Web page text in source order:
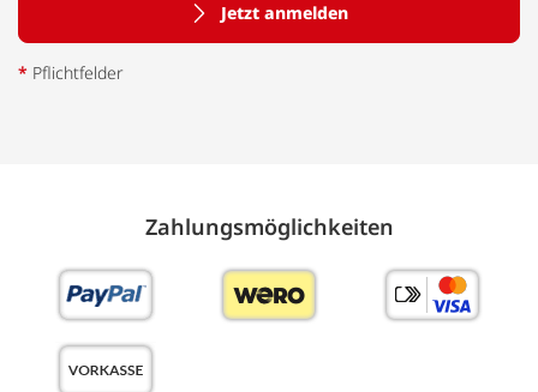
Jetzt anmelden
* Pflichtfelder
Zahlungs­möglich­keiten